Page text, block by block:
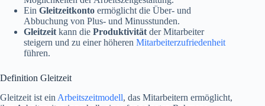
Ein Gleitzeitkonto ermöglicht die Über- und
Abbuchung von Plus- und Minusstunden.
Gleitzeit kann die Produktivität der Mitarbeiter
steigern und zu einer höheren Mitarbeiterzufriedenheit
führen.
Definition Gleitzeit
Gleitzeit ist ein Arbeitszeitmodell, das Mitarbeitern ermöglicht,